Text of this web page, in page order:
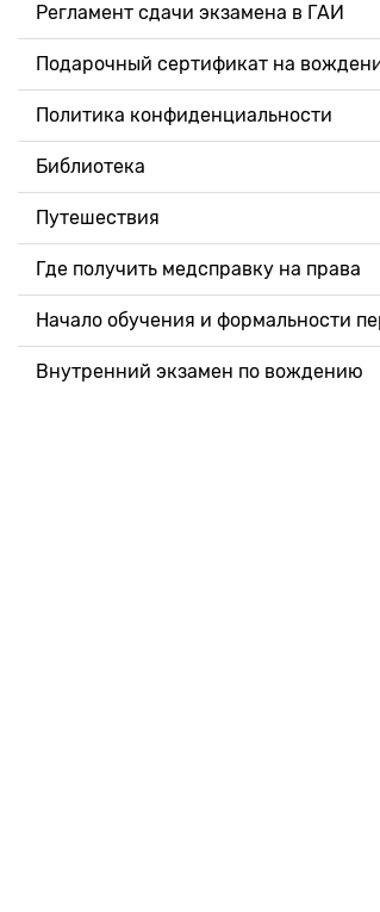
Регламент сдачи экзамена в ГАИ
Подарочный сертификат на
Политика конфиденциальности
Библиотека
Путешествия
Где получить медсправку на права
Начало обучения и формальности
Внутренний экзамен по вождению